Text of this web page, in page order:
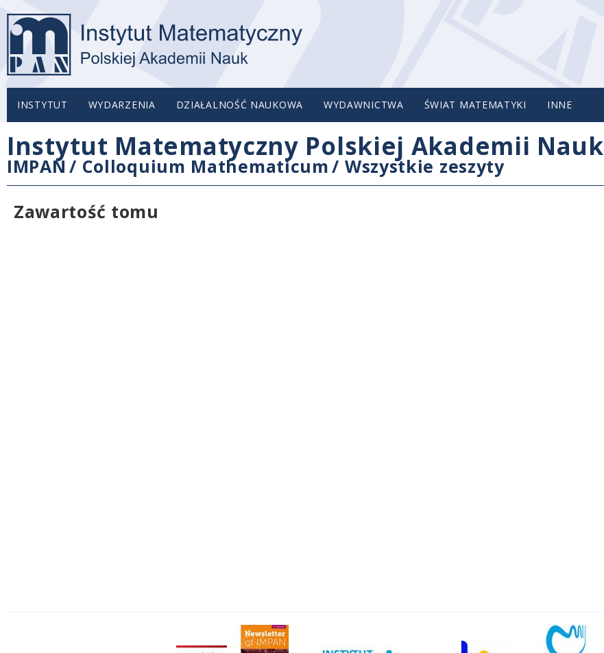
INSTYTUT WYDARZENIA DZIAŁALNOŚĆ NAUKOWA WYDAWNICTWA ŚWIAT MATEMATYKI INNE
Instytut Matematyczny Polskiej Akademii Nauk
IMPAN / Colloquium Mathematicum/ Wszystkie zeszyty
Zawartość tomu